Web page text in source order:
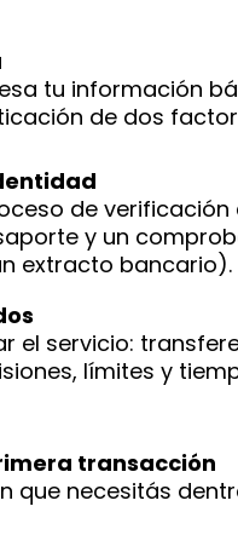
tu información
de dos
de
y un
extracto bancario).
el servicio:
límites y
transacción
que necesitás